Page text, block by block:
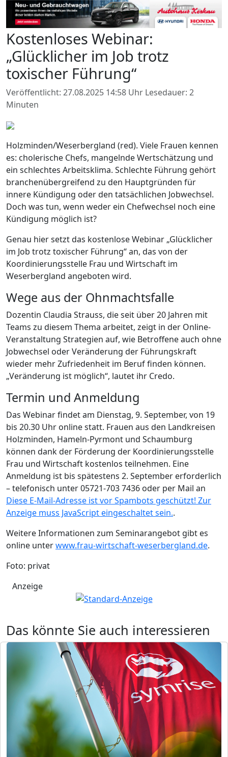
Kostenloses Webinar:
„Glücklicher im Job trotz
toxischer Führung“
Veröffentlicht: 27.08.2025 14:58 Uhr Lesedauer: 2
Minuten
Holzminden/Weserbergland (red). Viele Frauen kennen
es: cholerische Chefs, mangelnde Wertschätzung und
ein schlechtes Arbeitsklima. Schlechte Führung gehört
branchenübergreifend zu den Hauptgründen für
innere Kündigung oder den tatsächlichen Jobwechsel.
Doch was tun, wenn weder ein Chefwechsel noch eine
Kündigung möglich ist?
Genau hier setzt das kostenlose Webinar „Glücklicher
im Job trotz toxischer Führung“ an, das von der
Koordinierungsstelle Frau und Wirtschaft im
Weserbergland angeboten wird.
Wege aus der Ohnmachtsfalle
Dozentin Claudia Strauss, die seit über 20 Jahren mit
Teams zu diesem Thema arbeitet, zeigt in der Online-
Veranstaltung Strategien auf, wie Betroffene auch ohne
Jobwechsel oder Veränderung der Führungskraft
wieder mehr Zufriedenheit im Beruf finden können.
„Veränderung ist möglich“, lautet ihr Credo.
Termin und Anmeldung
Das Webinar findet am Dienstag, 9. September, von 19
bis 20.30 Uhr online statt. Frauen aus den Landkreisen
Holzminden, Hameln-Pyrmont und Schaumburg
können dank der Förderung der Koordinierungsstelle
Frau und Wirtschaft kostenlos teilnehmen. Eine
Anmeldung ist bis spätestens 2. September erforderlich
– telefonisch unter 05721-703 7436 oder per Mail an
Diese E-Mail-Adresse ist vor Spambots geschützt! Zur
Anzeige muss JavaScript eingeschaltet sein..
Weitere Informationen zum Seminarangebot gibt es
online unterwww.frau-wirtschaft-weserbergland.de.
Foto: privat
Anzeige
Das könnte Sie auch interessieren